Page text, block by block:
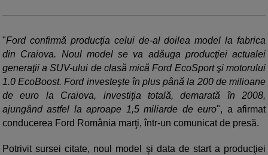
"Ford confirmă producţia celui de-al doilea model la fabrica
din Craiova. Noul model se va adăuga producţiei actualei
generaţii a SUV-ului de clasă mică Ford EcoSport şi motorului
1.0 EcoBoost. Ford investeşte în plus până la 200 de milioane
de euro la Craiova, investiţia totală, demarată în 2008,
ajungând astfel la aproape 1,5 miliarde de euro", a afirmat
conducerea Ford România marţi, într-un comunicat de presă.
Potrivit sursei citate, noul model şi data de start a producţiei